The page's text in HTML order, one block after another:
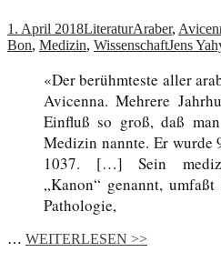
1. April 2018LiteraturAraber,
Bon, Medizin, WissenschaftJens
«Der berühmteste aller
Avicenna. Mehrere
Einfluß so groß, daß
Medizin nannte. Er wurde
1037. […] Sein
„Kanon“ genannt,
Pathologie,
… WEITERLESEN >>